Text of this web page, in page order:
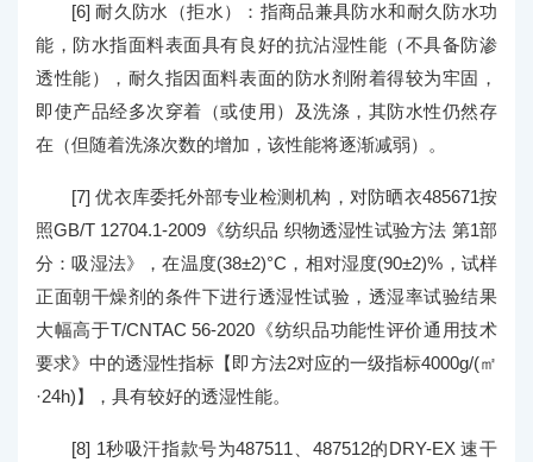
[6] 耐久防水（拒水）：指商品兼具防水和耐久防水功
能，防水指面料表面具有良好的抗沾湿性能（不具备防渗
透性能），耐久指因面料表面的防水剂附着得较为牢固，
即使产品经多次穿着（或使用）及洗涤，其防水性仍然存
在（但随着洗涤次数的增加，该性能将逐渐减弱）。
[7] 优衣库委托外部专业检测机构，对防晒衣485671按
照GB/T 12704.1-2009《纺织品 织物透湿性试验方法 第1部
分：吸湿法》，在温度(38±2)°C，相对湿度(90±2)%，试样
正面朝干燥剂的条件下进行透湿性试验，透湿率试验结果
大幅高于T/CNTAC 56-2020《纺织品功能性评价通用技术
要求》中的透湿性指标【即方法2对应的一级指标4000g/(㎡
·24h)】，具有较好的透湿性能。
[8] 1秒吸汗指款号为487511、487512的DRY-EX 速干